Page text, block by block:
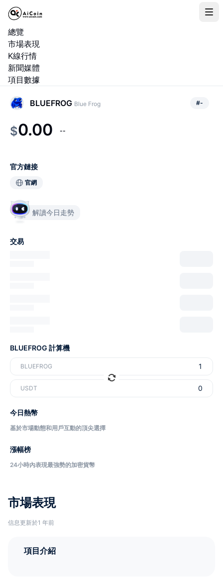
總覽
市場表現
K線行情
新聞媒體
項目數據
市場表現
信息更新於1 年前
項目介紹
BLUEFROG Blue Frog #-
$0.00 --
官方鏈接
官網
解讀今日走勢
交易
BLUEFROG 計算機
BLUEFROG
USDT
今日熱幣
基於市場動態和用戶互動的頂尖選擇
漲幅榜
24小時內表現最強勢的加密貨幣